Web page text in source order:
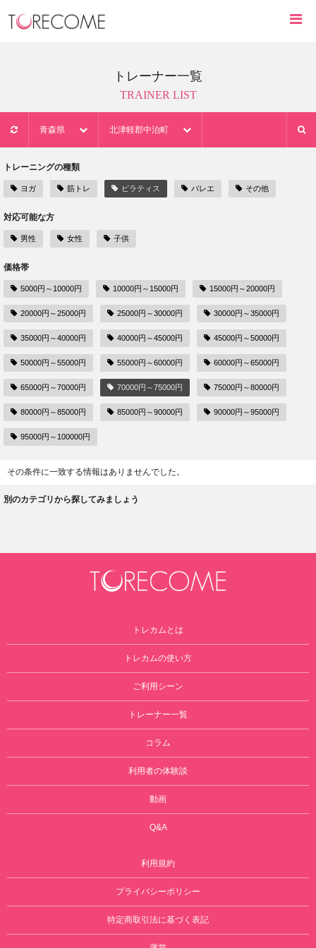
トレーナー一覧
TRAINER LIST
青森県 北津軽郡中泊町
トレーニングの種類
ヨガ 筋トレ ピラティス バレエ その他
対応可能な方
男性 女性 子供
価格帯
5000円～10000円 10000円～15000円 15000円～20000円
20000円～25000円 25000円～30000円 30000円～35000円
35000円～40000円 40000円～45000円 45000円～50000円
50000円～55000円 55000円～60000円 60000円～65000円
65000円～70000円 70000円～75000円 75000円～80000円
80000円～85000円 85000円～90000円 90000円～95000円
95000円～100000円
その条件に一致する情報はありませんでした。
別のカテゴリから探してみましょう
トレカムとは
トレカムの使い方
ご利用シーン
トレーナー一覧
コラム
利用者の体験談
動画
Q&A
利用規約
プライバシーポリシー
特定商取引法に基づく表記